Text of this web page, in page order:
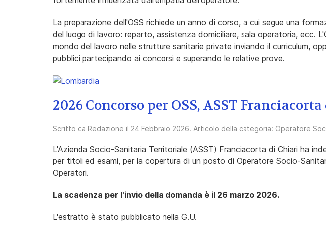
La preparazione dell'OSS richiede un anno di corso, a cui segue una
del luogo di lavoro: reparto, assistenza domiciliare, sala operatoria, ecc.
mondo del lavoro nelle strutture sanitarie private inviando il curriculum,
pubblici partecipando ai concorsi e superando le relative prove.
2026 Concorso per OSS, ASST
Scritto da Redazione il 24 Febbraio 2026. Articolo della categoria: Operatore
L'Azienda Socio-Sanitaria Territoriale (ASST) Franciacorta di Chiari ha
per titoli ed esami, per la copertura di un posto di Operatore Socio-
Operatori.
La scadenza per l'invio della domanda è il 26 marzo 2026.
L'estratto è stato pubblicato nella G.U.